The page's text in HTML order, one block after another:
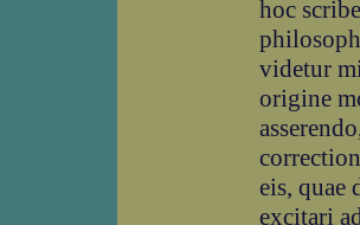
hoc
videtur
origine
eis, quae
excitari